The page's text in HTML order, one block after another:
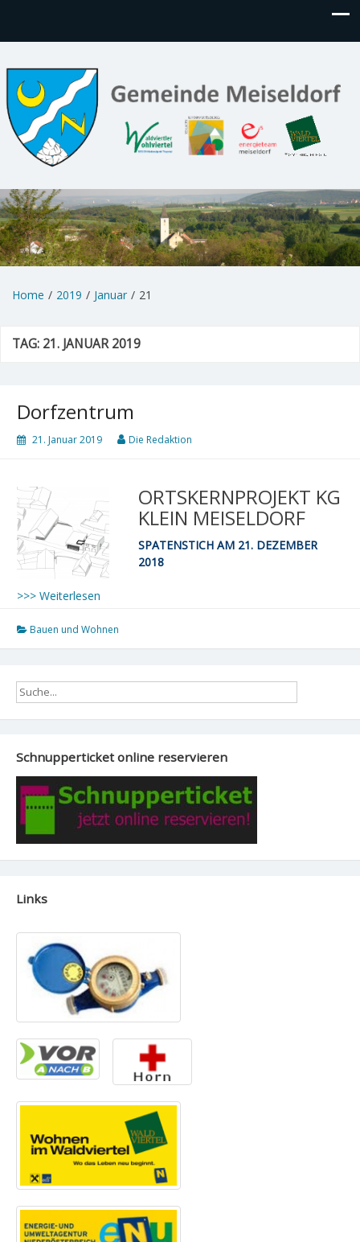
Home 2019 Januar 21
TAG: 21. JANUAR 2019
Dorfzentrum
21. Januar 2019 Die Redaktion
ORTSKERNPROJEKT KG
KLEIN MEISELDORF
SPATENSTICH AM 21. DEZEMBER
2018
>>> Weiterlesen
Bauen und Wohnen
Schnupperticket online reservieren
Links